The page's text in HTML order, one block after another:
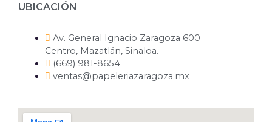
UBICACIÓN
Av. General Ignacio Zaragoza 600
Centro, Mazatlán, Sinaloa.
(669) 981-8654
ventas@papeleriazaragoza.mx